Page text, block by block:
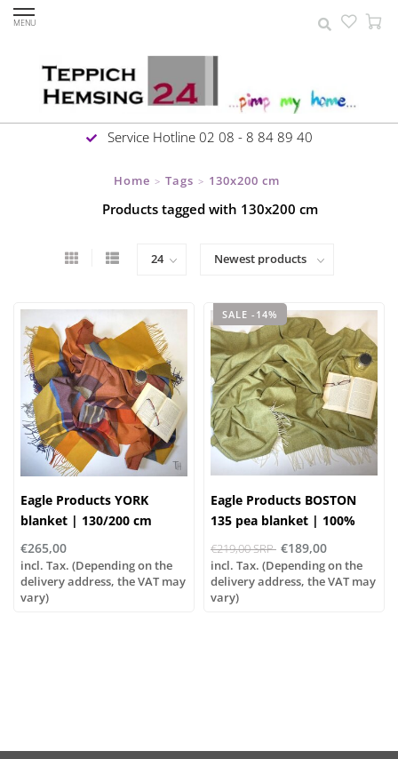
MENU
Service Hotline 02 08 - 8 84 89 40
Home > Tags > 130x200 cm
Products tagged with 130x200 cm
Eagle Products YORK
blanket | 130/200 cm
€265,00
incl. Tax. (Depending on the
delivery address, the VAT may
vary)
SALE -14%
Eagle Products BOSTON
135 pea blanket | 100%
virgin wool
€219,00 SRP €189,00
incl. Tax. (Depending on the
delivery address, the VAT may
vary)